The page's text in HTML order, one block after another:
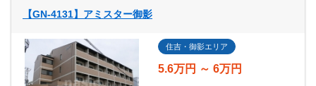
【GN-4131】アミスター御影
住吉・御影エリア
5.6万円 ～ 6万円